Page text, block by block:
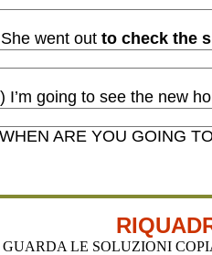
went out to check the
I’m going to see the new
WHEN ARE YOU GOING
GUARDA LE SOLUZIONI